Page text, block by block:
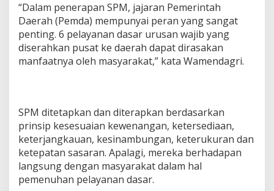
K
e
m
e
n
i
“Dalam penerapan SPM, jajaran Pemerintah
Daerah (Pemda) mempunyai peran yang sangat
penting. 6 pelayanan dasar urusan wajib yang
diserahkan pusat ke daerah dapat dirasakan
manfaatnya oleh masyarakat,” kata Wamendagri.
SPM ditetapkan dan diterapkan berdasarkan
prinsip kesesuaian kewenangan, ketersediaan,
keterjangkauan, kesinambungan, keterukuran dan
ketepatan sasaran. Apalagi, mereka berhadapan
langsung dengan masyarakat dalam hal
pemenuhan pelayanan dasar.